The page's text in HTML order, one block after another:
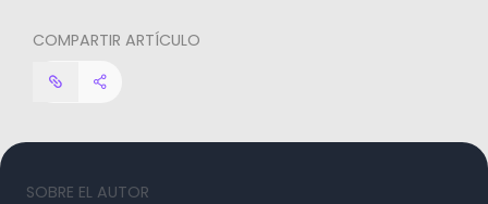
COMPARTIR ARTÍCULO
SOBRE EL AUTOR